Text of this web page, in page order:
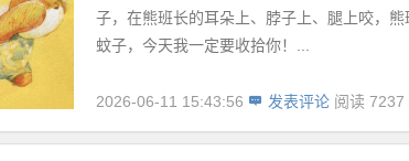
子，在熊班长的耳朵上、脖子上、腿上咬，
蚊子，今天我一定要收拾你！...
2026-06-11 15:43:56 发表评论 阅读 7237